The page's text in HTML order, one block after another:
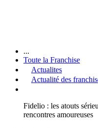
...
Toute la Franchise
Actualites
Actualité des
Fidelio : les atouts
rencontres amoureuses